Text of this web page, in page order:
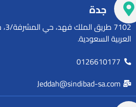
جدة
العربية السعودية.
0126610177
Jeddah@sindibad-sa.com